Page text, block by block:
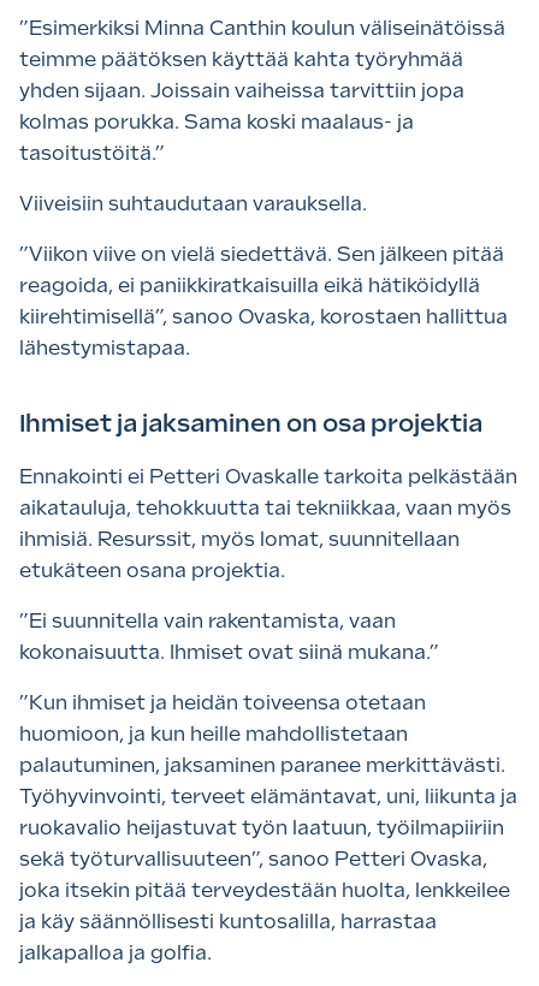
”Esimerkiksi Minna Canthin koulun väliseinätöissä
teimme päätöksen käyttää kahta työryhmää
yhden sijaan. Joissain vaiheissa tarvittiin jopa
kolmas porukka. Sama koski maalaus- ja
tasoitustöitä.”
Viiveisiin suhtaudutaan varauksella.
”Viikon viive on vielä siedettävä. Sen jälkeen pitää
reagoida, ei paniikkiratkaisuilla eikä hätiköidyllä
kiirehtimisellä”, sanoo Ovaska, korostaen hallittua
lähestymistapaa.
Ihmiset ja jaksaminen on osa projektia
Ennakointi ei Petteri Ovaskalle tarkoita pelkästään
aikatauluja, tehokkuutta tai tekniikkaa, vaan myös
ihmisiä. Resurssit, myös lomat, suunnitellaan
etukäteen osana projektia.
”Ei suunnitella vain rakentamista, vaan
kokonaisuutta. Ihmiset ovat siinä mukana.”
”Kun ihmiset ja heidän toiveensa otetaan
huomioon, ja kun heille mahdollistetaan
palautuminen, jaksaminen paranee merkittävästi.
Työhyvinvointi, terveet elämäntavat, uni, liikunta ja
ruokavalio heijastuvat työn laatuun, työilmapiiriin
sekä työturvallisuuteen”, sanoo Petteri Ovaska,
joka itsekin pitää terveydestään huolta, lenkkeilee
ja käy säännöllisesti kuntosalilla, harrastaa
jalkapalloa ja golfia.